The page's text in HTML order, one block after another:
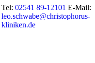
Tel: 02541 89-12101 E-Mail:
leo.schwabe@christophorus-
kliniken.de